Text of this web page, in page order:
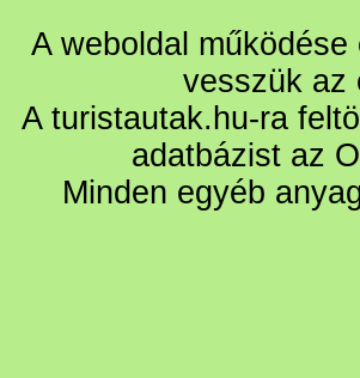
A weboldal
vesszük
A turistautak.hu-ra
adatbázist az
Minden egyéb